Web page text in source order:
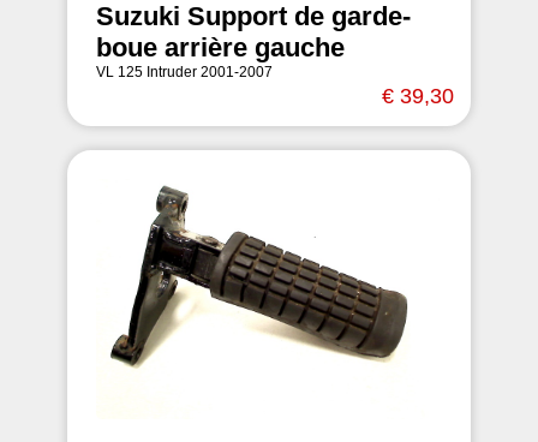
Suzuki Support de garde-
boue arrière gauche
VL 125 Intruder 2001-2007
€ 39,30